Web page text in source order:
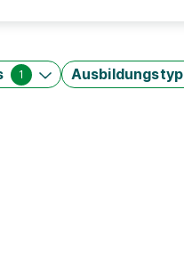
1 Ausbildungstyp